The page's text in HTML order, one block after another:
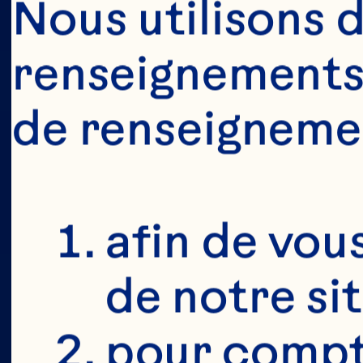
MAIS
VÉRIFIER
19 ANS.
Nous utilisons
de
afin de
de notre
pour